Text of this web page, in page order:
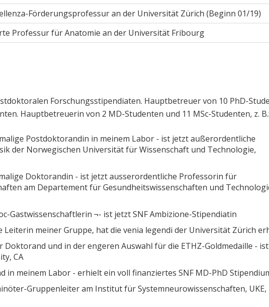
Förderungsprofessur an der Universität Zürich (Beginn 01/19)
Professur für Anatomie an der Universität Fribourg
Forschungsstipendiaten. Hauptbetreuer von 10 PhD-
Hauptbetreuerin von 2 MD-Studenten und 11 MSc-Studenten, z. B.:
Postdoktorandin in meinem Labor - ist jetzt außerordentliche
der Norwegischen Universität für Wissenschaft und Technologie,
Doktorandin - ist jetzt ausserordentliche Professorin für
am Departement für Gesundheitswissenschaften und
Gastwissenschaftlerin ¬- ist jetzt SNF Ambizione-Stipendiatin
Leiterin meiner Gruppe, hat die venia legendi der Universität Zürich
Doktorand und in der engeren Auswahl für die ETHZ-Goldmedaille -
CA
in meinem Labor - erhielt ein voll finanziertes SNF MD-PhD
Gruppenleiter am Institut für Systemneurowissenschaften, UKE,